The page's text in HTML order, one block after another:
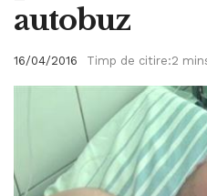
autobuz
16/04/2016 Timp de citire:2